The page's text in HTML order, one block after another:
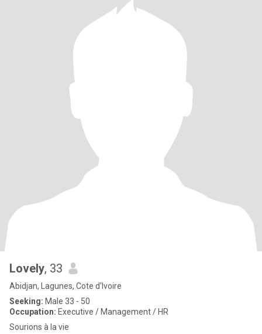
Lovely, 33
Abidjan, Lagunes, Cote d'Ivoire
Seeking: Male 33 - 50
Occupation: Executive / Management / HR
Sourions à la vie